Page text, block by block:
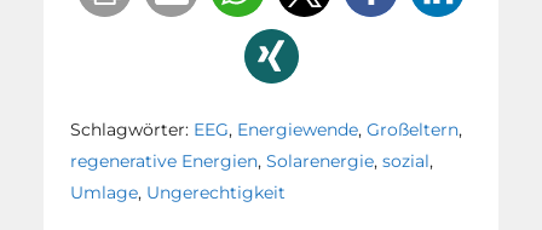
Schlagwörter: EEG, Energiewende,Großeltern,
regenerative Energien,Solarenergie,sozial,
Umlage, Ungerechtigkeit